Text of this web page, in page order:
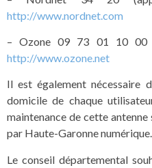
http://www.nordnet.com
– Ozone 09 73 01 10 00
http://www.ozone.net
Il est également nécessaire
domicile de chaque
maintenance de cette
par Haute-Garonne numérique.
Le conseil départemental